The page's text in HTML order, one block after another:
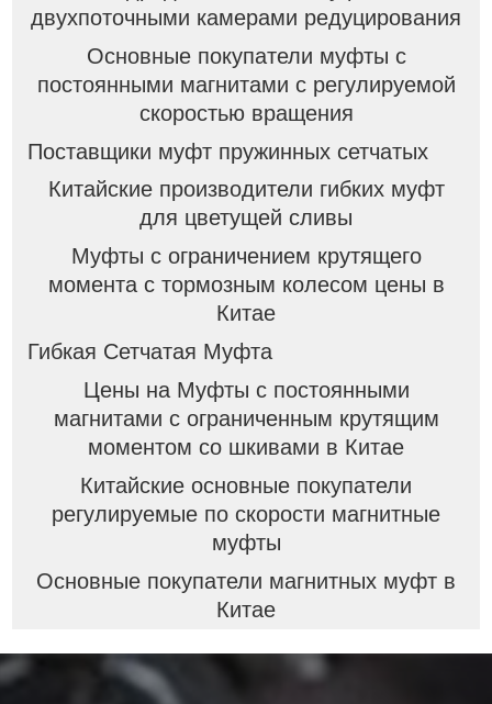
двухпоточными камерами редуцирования
Основные покупатели муфты с
постоянными магнитами с регулируемой
скоростью вращения
Поставщики муфт пружинных сетчатых
Китайские производители гибких муфт
для цветущей сливы
Муфты с ограничением крутящего
момента с тормозным колесом цены в
Китае
Гибкая Сетчатая Муфта
Цены на Муфты с постоянными
магнитами с ограниченным крутящим
моментом со шкивами в Китае
Китайские основные покупатели
регулируемые по скорости магнитные
муфты
Основные покупатели магнитных муфт в
Китае